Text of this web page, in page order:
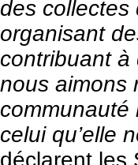
des collectes
organisant
contribuant à
nous aimons
communauté
celui qu’elle
déclarent les